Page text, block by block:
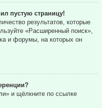
пустую страницу!
результатов, которые
«Расширенный поиск»,
и форумы, на которых он
и щёлкните по ссылке